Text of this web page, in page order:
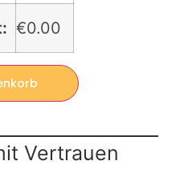
€0.00
Vertrauen